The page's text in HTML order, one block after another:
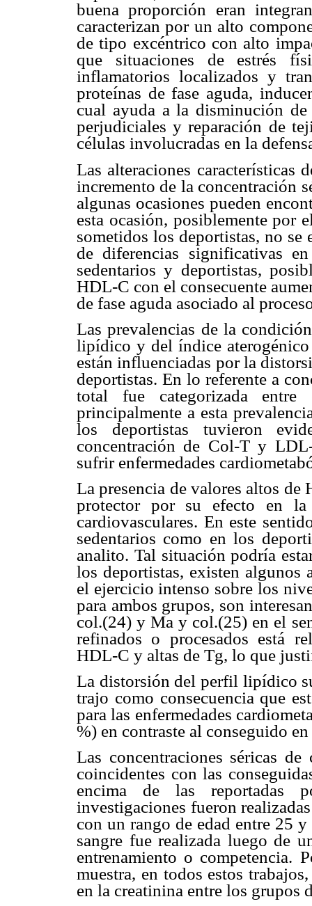
buena proporción eran
caracterizan por un alto
de tipo excéntrico con alto
que situaciones de estrés
inflamatorios localizados y
proteínas de fase aguda,
cual ayuda a la disminución
perjudiciales y reparación de
células involucradas en la
Las alteraciones características
incremento de la concentración
algunas ocasiones pueden
esta ocasión, posiblemente por
sometidos los deportistas, no
de diferencias significativas
sedentarios y deportistas,
HDL-C con el consecuente
de fase aguda asociado al
Las prevalencias de la
lipídico y del índice
están influenciadas por la
deportistas. En lo referente a
total fue categorizada entre
principalmente a esta
los deportistas tuvieron
concentración de Col-T y
sufrir enfermedades
La presencia de valores altos
protector por su efecto en
cardiovasculares. En este
sedentarios como en los
analito. Tal situación podría
los deportistas, existen algunos
el ejercicio intenso sobre los
para ambos grupos, son
col.(24) y Ma y col.(25) en el
refinados o procesados está
HDL-C y altas de Tg, lo que
La distorsión del perfil lipídico
trajo como consecuencia que
para las enfermedades
%) en contraste al conseguido
Las concentraciones séricas
coincidentes con las
encima de las reportadas
investigaciones fueron
con un rango de edad entre 25
sangre fue realizada luego de
entrenamiento o competencia.
muestra, en todos estos
en la creatinina entre los grupos